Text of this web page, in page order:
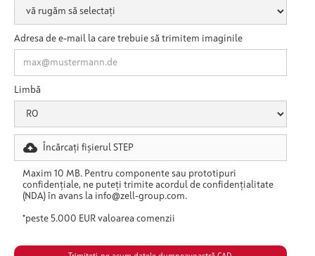
Adresa de e-mail la care trebuie să trimitem imaginile
Limbă
Încărcați fișierul STEP
Maxim 10 MB. Pentru componente sau prototipuri
confidențiale, ne puteți trimite acordul de confidențialitate
(NDA) în avans la info@zell-group.com.
*peste 5.000 EUR valoarea comenzii